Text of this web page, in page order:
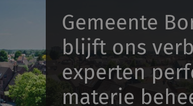
Gemeente
blijft ons
experten
materie